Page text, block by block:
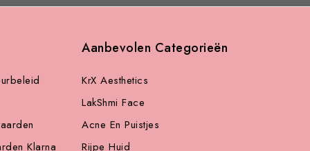
Klarna
Aanbevolen Categorieën
KrX Aesthetics
LakShmi Face
Acne En Puistjes
Rijpe Huid